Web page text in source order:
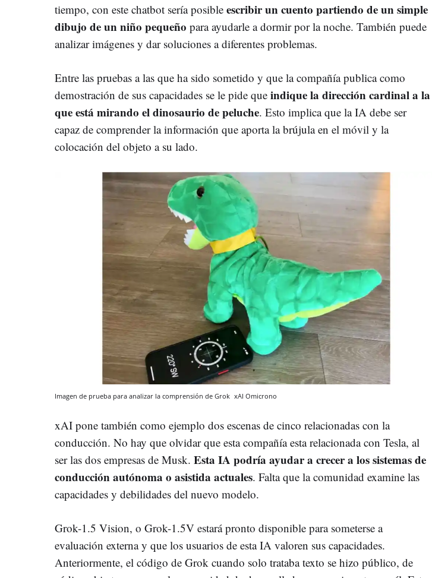
tiempo, con este chatbot sería posible escribir un cuento partiendo de un simple
dibujo de un niño pequeño para ayudarle a dormir por la noche. También puede
analizar imágenes y dar soluciones a diferentes problemas.
Entre las pruebas a las que ha sido sometido y que la compañía publica como
demostración de sus capacidades se le pide que indique la dirección cardinal a la
que está mirando el dinosaurio de peluche. Esto implica que la IA debe ser
capaz de comprender la información que aporta la brújula en el móvil y la
colocación del objeto a su lado.
Imagen de prueba para analizar la comprensión de Grok xAI Omicrono
xAI pone también como ejemplo dos escenas de cinco relacionadas con la
conducción. No hay que olvidar que esta compañía esta relacionada con Tesla, al
ser las dos empresas de Musk. Esta IA podría ayudar a crecer a los sistemas de
conducción autónoma o asistida actuales. Falta que la comunidad examine las
capacidades y debilidades del nuevo modelo.
Grok-1.5 Vision, o Grok-1.5V estará pronto disponible para someterse a
evaluación externa y que los usuarios de esta IA valoren sus capacidades.
Anteriormente, el código de Grok cuando solo trataba texto se hizo público, de